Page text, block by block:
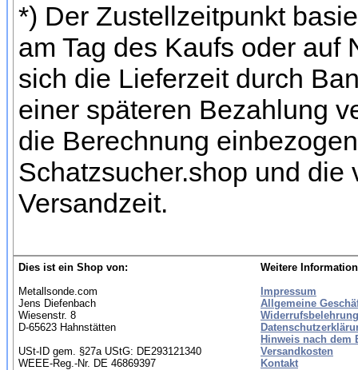
*) Der Zustellzeitpunkt
am Tag des Kaufs oder
sich die Lieferzeit durch
einer späteren Bezahlung
die Berechnung
Schatzsucher.shop und
Versandzeit.
Dies ist ein Shop von:
Metallsonde.com
Jens Diefenbach
Wiesenstr. 8
D-65623 Hahnstätten
USt-ID gem. §27a UStG: DE293121340
WEEE-Reg.-Nr. DE 46869397
Weitere
Impressum
Allgemeine
Hinweis nach dem
Versandkosten
Kontakt